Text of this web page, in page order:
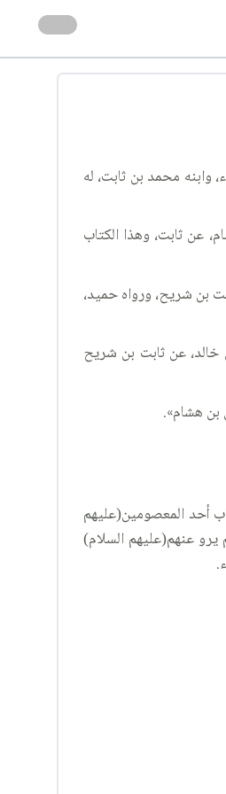
وابنه محمد بن ثابت، له
عن ثابت، وهذا الكتاب
بن شريح، ورواه حميد،
عن ثابت بن شريح
أحد المعصومين(عليهم
عنهم(عليهم السلام)